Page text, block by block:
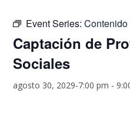
Event Series:
Captación de
Sociales
agosto 30, 2029-7:00 pm -